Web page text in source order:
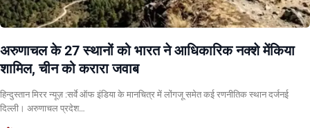
अरुणाचल के 27 स्थानों को भारत ने आधिकारिक नक्शे मेंकिया
शामिल, चीन को करारा जवाब
हिन्दुस्तान मिरर न्यूज़ :सर्वे ऑफ इंडिया के मानचित्र में लोंगजू समेत कई रणनीतिक स्थान दर्जनई
दिल्ली। अरुणाचल प्रदेश…